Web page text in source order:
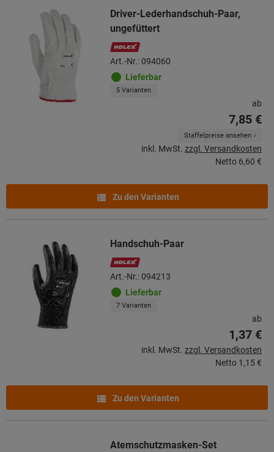
Driver-Lederhandschuh-Paar,
ungefüttert
Art.-Nr.: 094060
Lieferbar
5 Varianten
ab
7,85 €
Staffelpreise ansehen
inkl. MwSt. zzgl. Versandkosten
Netto 6,60 €
Zu den Varianten
Handschuh-Paar
Art.-Nr.: 094213
Lieferbar
7 Varianten
ab
1,37 €
inkl. MwSt. zzgl. Versandkosten
Netto 1,15 €
Zu den Varianten
Atemschutzmasken-Set